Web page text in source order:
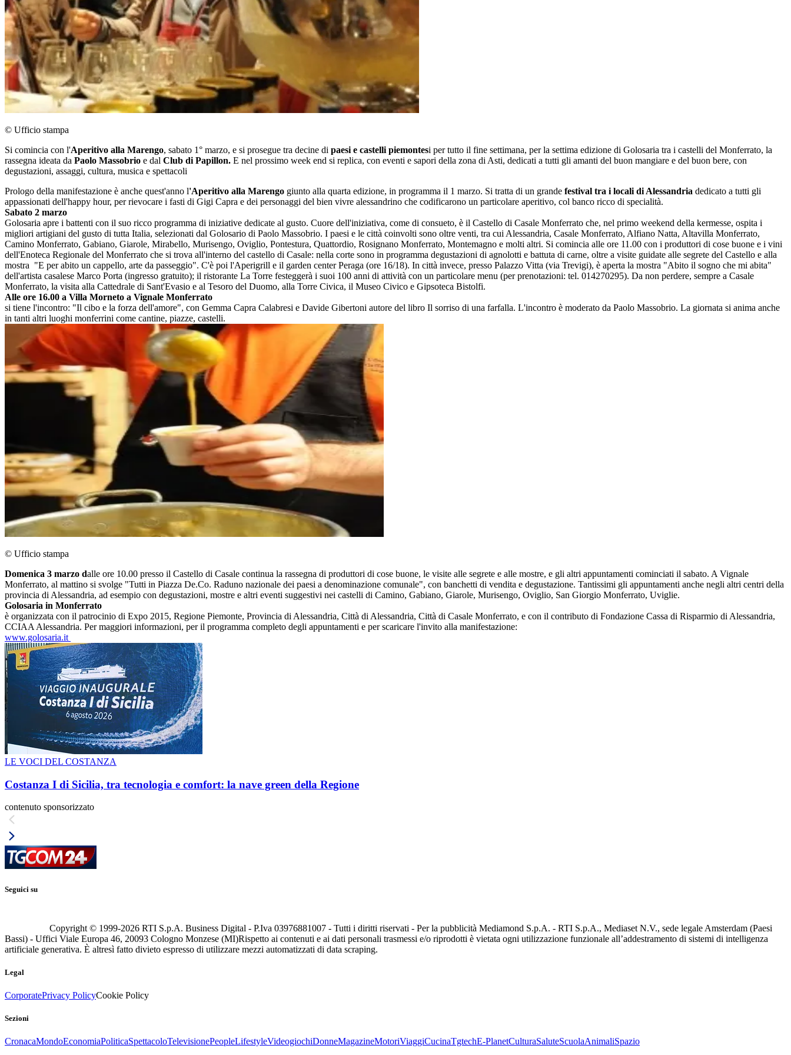
© Ufficio stampa
Si comincia con l'Aperitivo alla Marengo, sabato 1° marzo, e si prosegue tra decine di paesi e castelli piemontesi per tutto il fine settimana, per la settima edizione di Golosaria tra i castelli del Monferrato, la
rassegna ideata da Paolo Massobrio e dal Club di Papillon. E nel prossimo week end si replica, con eventi e sapori della zona di Asti, dedicati a tutti gli amanti del buon mangiare e del buon bere, con
degustazioni, assaggi, cultura, musica e spettacoli
Prologo della manifestazione è anche quest'anno l'Aperitivo alla Marengo giunto alla quarta edizione, in programma il 1 marzo. Si tratta di un grande festival tra i locali di Alessandria dedicato a tutti gli
appassionati dell'happy hour, per rievocare i fasti di Gigi Capra e dei personaggi del bien vivre alessandrino che codificarono un particolare aperitivo, col banco ricco di specialità.
Sabato 2 marzo
Golosaria apre i battenti con il suo ricco programma di iniziative dedicate al gusto. Cuore dell'iniziativa, come di consueto, è il Castello di Casale Monferrato che, nel primo weekend della kermesse, ospita i
migliori artigiani del gusto di tutta Italia, selezionati dal Golosario di Paolo Massobrio. I paesi e le città coinvolti sono oltre venti, tra cui Alessandria, Casale Monferrato, Alfiano Natta, Altavilla Monferrato,
Camino Monferrato, Gabiano, Giarole, Mirabello, Murisengo, Oviglio, Pontestura, Quattordio, Rosignano Monferrato, Montemagno e molti altri. Si comincia alle ore 11.00 con i produttori di cose buone e i vini
dell'Enoteca Regionale del Monferrato che si trova all'interno del castello di Casale: nella corte sono in programma degustazioni di agnolotti e battuta di carne, oltre a visite guidate alle segrete del Castello e alla
mostra "E per abito un cappello, arte da passeggio". C'è poi l'Aperigrill e il garden center Peraga (ore 16/18). In città invece, presso Palazzo Vitta (via Trevigi), è aperta la mostra "Abito il sogno che mi abita"
dell'artista casalese Marco Porta (ingresso gratuito); il ristorante La Torre festeggerà i suoi 100 anni di attività con un particolare menu (per prenotazioni: tel. 014270295). Da non perdere, sempre a Casale
Monferrato, la visita alla Cattedrale di Sant'Evasio e al Tesoro del Duomo, alla Torre Civica, il Museo Civico e Gipsoteca Bistolfi.
Alle ore 16.00 a Villa Morneto a Vignale Monferrato
si tiene l'incontro: "Il cibo e la forza dell'amore", con Gemma Capra Calabresi e Davide Gibertoni autore del libro Il sorriso di una farfalla. L'incontro è moderato da Paolo Massobrio. La giornata si anima anche
in tanti altri luoghi monferrini come cantine, piazze, castelli.
© Ufficio stampa
Domenica 3 marzo dalle ore 10.00 presso il Castello di Casale continua la rassegna di produttori di cose buone, le visite alle segrete e alle mostre, e gli altri appuntamenti cominciati il sabato. A Vignale
Monferrato, al mattino si svolge "Tutti in Piazza De.Co. Raduno nazionale dei paesi a denominazione comunale", con banchetti di vendita e degustazione. Tantissimi gli appuntamenti anche negli altri centri della
provincia di Alessandria, ad esempio con degustazioni, mostre e altri eventi suggestivi nei castelli di Camino, Gabiano, Giarole, Murisengo, Oviglio, San Giorgio Monferrato, Uviglie.
Golosaria in Monferrato
è organizzata con il patrocinio di Expo 2015, Regione Piemonte, Provincia di Alessandria, Città di Alessandria, Città di Casale Monferrato, e con il contributo di Fondazione Cassa di Risparmio di Alessandria,
CCIAA Alessandria. Per maggiori informazioni, per il programma completo degli appuntamenti e per scaricare l'invito alla manifestazione:
www.golosaria.it
LE VOCI DEL COSTANZA
Costanza I di Sicilia, tra tecnologia e comfort: la nave green della Regione
contenuto sponsorizzato
Seguici su
Copyright © 1999-2026 RTI S.p.A. Business Digital - P.Iva 03976881007 - Tutti i diritti riservati - Per la pubblicità Mediamond S.p.A. - RTI S.p.A., Mediaset N.V., sede legale Amsterdam (Paesi
Bassi) - Uffici Viale Europa 46, 20093 Cologno Monzese (MI)Rispetto ai contenuti e ai dati personali trasmessi e/o riprodotti è vietata ogni utilizzazione funzionale all’addestramento di sistemi di intelligenza
artificiale generativa. È altresì fatto divieto espresso di utilizzare mezzi automatizzati di data scraping.
Legal
CorporatePrivacy PolicyCookie Policy
Sezioni
CronacaMondoEconomiaPoliticaSpettacoloTelevisionePeopleLifestyleVideogiochiDonneMagazineMotoriViaggiCucinaTgtechE-PlanetCulturaSaluteScuolaAnimaliSpazio